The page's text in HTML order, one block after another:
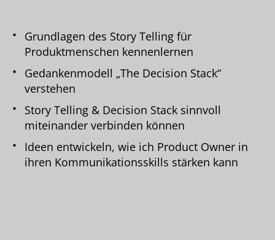
Grundlagen des Story Telling für
Produktmenschen kennenlernen
Gedankenmodell „The Decision Stack“
verstehen
Story Telling & Decision Stack sinnvoll
miteinander verbinden können
Ideen entwickeln, wie ich Product Owner in
ihren Kommunikationsskills stärken kann